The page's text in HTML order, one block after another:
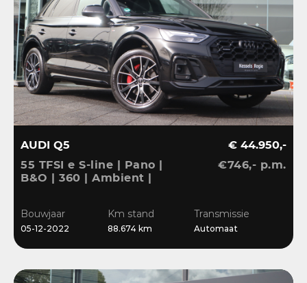
AUDI Q5
55 TFSI e S-line | Pano |
B&O | 360 | Ambient |
€ 44.950,-
€746,- p.m.
Bouwjaar
05-12-2022
Km stand
88.674 km
Transmissie
Automaat